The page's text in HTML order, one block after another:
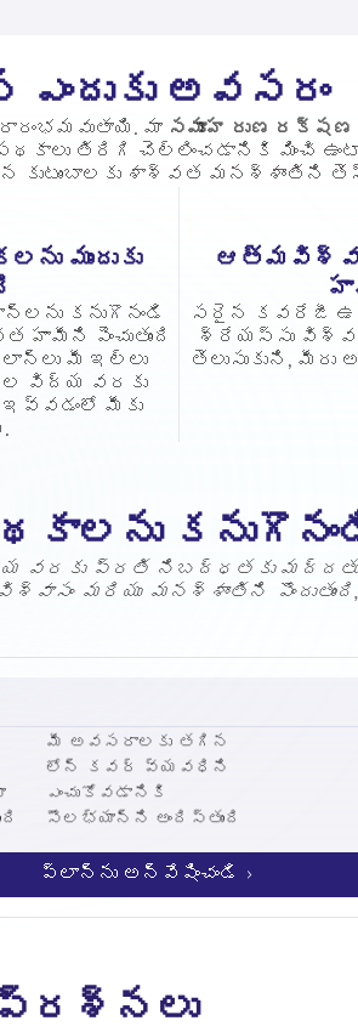
అవసరం
మా సమూహ రుణ
ఈ పథకాలు తిరిగి చెల్లించడానికి మించి
శాశ్వత మనశ్శాంతిని
ముందుకు
కనుగొనండి
పెంచుతుంది
మీ ఇల్లు
విద్య వరకు
మీకు
సరైన కవరేజీ
శ్రేయస్సు
తెలుసుకుని,
వరకు ప్రతి నిబద్ధతకు
మరియు మనశ్శాంతిని
మీ అవసరాలకు తగిన
లోన్ కవర్ వ్యవధిని
ఎంచుకోవడానికి
సౌలభ్యాన్ని అందిస్తుంది
ప్లాన్‌ను అన్వేషించండి